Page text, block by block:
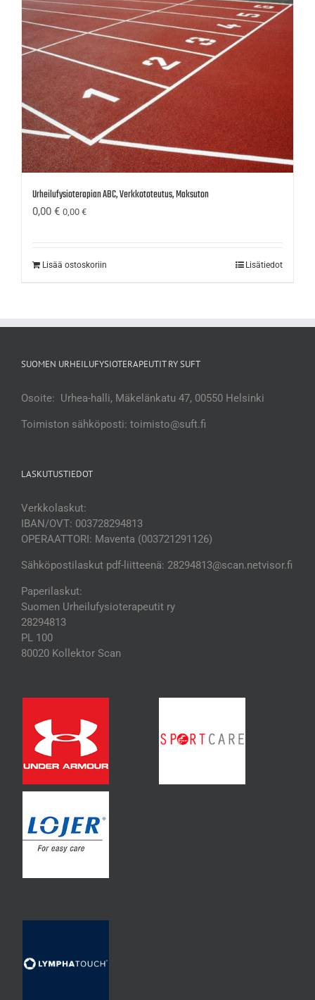
Urheilufysioterapian ABC, Verkkototeutus, Maksuton
0,00 € 0,00 €
Lisää ostoskoriin Lisätiedot
SUOMEN URHEILUFYSIOTERAPEUTIT RY SUFT
Osoite: Urhea-halli, Mäkelänkatu 47, 00550 Helsinki
Toimiston sähköposti: toimisto@suft.fi
LASKUTUSTIEDOT
Verkkolaskut:
IBAN/OVT: 003728294813
OPERAATTORI: Maventa (003721291126)
Sähköpostilaskut pdf-liitteenä: 28294813@scan.netvisor.fi
Paperilaskut:
Suomen Urheilufysioterapeutit ry
28294813
PL 100
80020 Kollektor Scan